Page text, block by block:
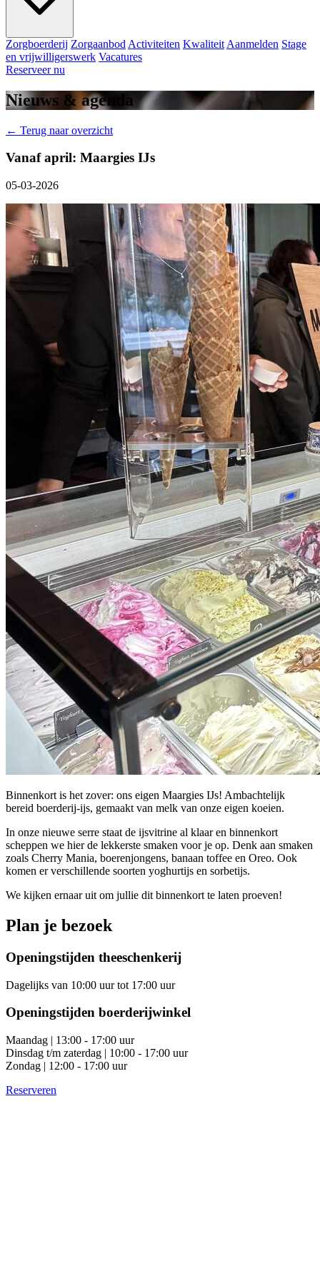
Zorgboerderij Zorgaanbod Activiteiten Kwaliteit Aanmelden Stage
en vrijwilligerswerk Vacatures
Reserveer nu
Nieuws & agenda
← Terug naar overzicht
Vanaf april: Maargies IJs
05-03-2026
Binnenkort is het zover: ons eigen Maargies IJs! Ambachtelijk
bereid boerderij-ijs, gemaakt van melk van onze eigen koeien.
In onze nieuwe serre staat de ijsvitrine al klaar en binnenkort
scheppen we hier de lekkerste smaken voor je op. Denk aan smaken
zoals Cherry Mania, boerenjongens, banaan toffee en Oreo. Ook
komen er verschillende soorten yoghurtijs en sorbetijs.
We kijken ernaar uit om jullie dit binnenkort te laten proeven!
Plan je bezoek
Openingstijden theeschenkerij
Dagelijks van 10:00 uur tot 17:00 uur
Openingstijden boerderijwinkel
Maandag | 13:00 - 17:00 uur
Dinsdag t/m zaterdag | 10:00 - 17:00 uur
Zondag | 12:00 - 17:00 uur
Reserveren